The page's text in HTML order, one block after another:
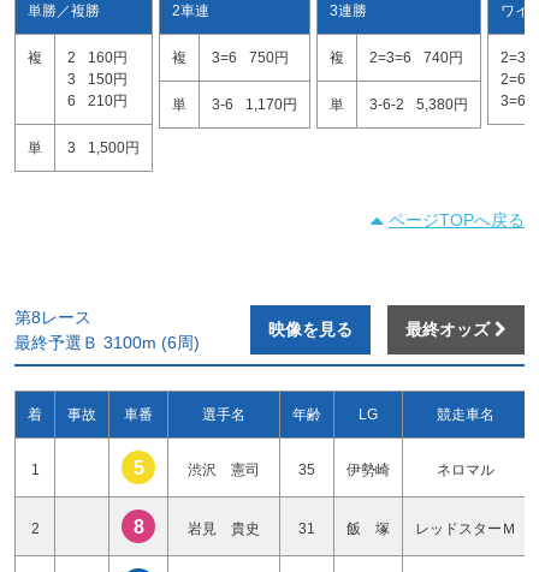
単勝／複勝
複 2
160円
3
150円
6
210円
単 3 1,500円
2車連
複 3=6 750円
単 3-6 1,170円
3連勝
複 2=3=6 740円
単 3-6-2 5,380円
ワイ
2=3
2=6
3=6
ページTOPへ戻る
第8レース
最終予選Ｂ 3100m (6周)
映像を見る 最終オッズ
着 事故 車番 選手名 年齢 LG 競走車名
1 5 渋沢 憲司 35 伊勢崎 ネロマル
2 8 岩見 貴史 31 飯 塚 レッドスターＭ